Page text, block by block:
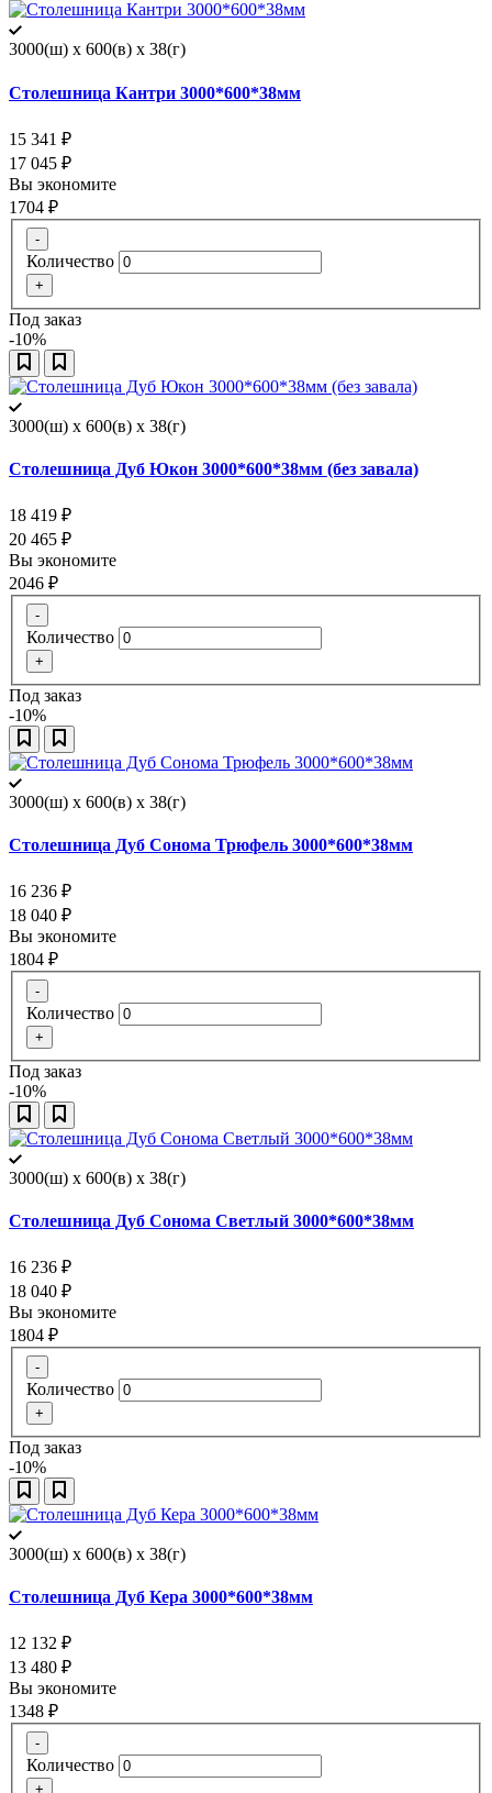
3000(ш) x 600(в) x 38(г)
Столешница Кантри 3000*600*38мм
15 341 ₽
17 045 ₽
Вы экономите
1704 ₽
-
Количество
+
Под заказ
-10%
3000(ш) x 600(в) x 38(г)
Столешница Дуб Юкон 3000*600*38мм (без завала)
18 419 ₽
20 465 ₽
Вы экономите
2046 ₽
-
Количество
+
Под заказ
-10%
3000(ш) x 600(в) x 38(г)
Столешница Дуб Сонома Трюфель 3000*600*38мм
16 236 ₽
18 040 ₽
Вы экономите
1804 ₽
-
Количество
+
Под заказ
-10%
3000(ш) x 600(в) x 38(г)
Столешница Дуб Сонома Светлый 3000*600*38мм
16 236 ₽
18 040 ₽
Вы экономите
1804 ₽
-
Количество
+
Под заказ
-10%
3000(ш) x 600(в) x 38(г)
Столешница Дуб Кера 3000*600*38мм
12 132 ₽
13 480 ₽
Вы экономите
1348 ₽
-
Количество
+